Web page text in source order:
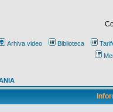
Arhiva video Biblioteca